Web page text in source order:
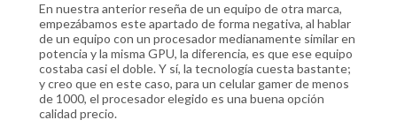
En nuestra anterior reseña de un equipo de otra marca,
empezábamos este apartado de forma negativa, al hablar
de un equipo con un procesador medianamente similar en
potencia y la misma GPU, la diferencia, es que ese equipo
costaba casi el doble. Y sí, la tecnología cuesta bastante;
y creo que en este caso, para un celular gamer de menos
de 1000, el procesador elegido es una buena opción
calidad precio.